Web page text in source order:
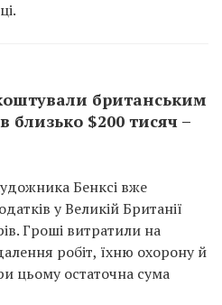
британським
близько $200 тисяч –
Бенксі вже
у Великій Британії
Гроші витратили на
робіт, їхню охорону й
цьому остаточна сума